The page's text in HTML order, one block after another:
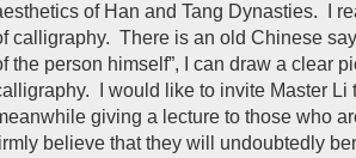
of Han and Tang Dynasties. I
calligraphy. There is an old Chinese
the person himself”, I can draw a clear
I would like to invite Master
giving a lecture to those who
believe that they will undoubtedly